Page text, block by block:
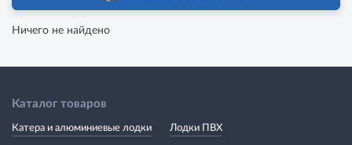
Ничего не найдено
Каталог товаров
Катера и алюминиевые лодки Лодки ПВХ